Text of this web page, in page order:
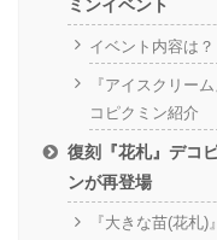
ミンイベント
イベント内容は？
『アイスクリー
コピクミン紹介
復刻『花札』デコ
ンが再登場
『大きな苗(花札)